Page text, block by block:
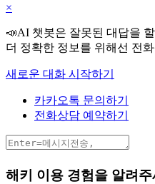
×
📣AI 챗봇은 잘못된 대답을
더 정확한 정보를 위해선 전
새로운 대화 시작하기
카카오톡 문의하기
전화상담 예약하기
해키 이용 경험을 알려